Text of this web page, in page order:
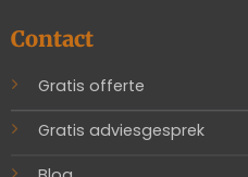
Contact
Gratis offerte
Gratis adviesgesprek